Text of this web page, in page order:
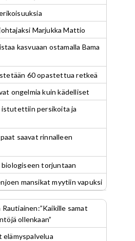
Marjukka Mattio
kasvuaan ostamalla Bama
60 opastettua retkeä
ongelmia kuin kädelliset
istutettiin persikoita ja
saavat rinnalleen
torjuntaan
mansikat myytiin vapuksi
samat
ollenkaan”